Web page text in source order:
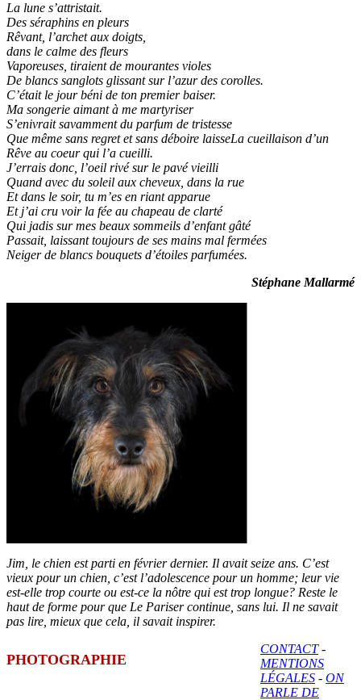
La lune s’attristait.
Des séraphins en pleurs
Rêvant, l’archet aux doigts,
dans le calme des fleurs
Vaporeuses, tiraient de mourantes violes
De blancs sanglots glissant sur l’azur des corolles.
C’était le jour béni de ton premier baiser.
Ma songerie aimant à me martyriser
S’enivrait savamment du parfum de tristesse
Que même sans regret et sans déboire laisseLa cueillaison d’un
Rêve au coeur qui l’a cueilli.
J’errais donc, l’oeil rivé sur le pavé vieilli
Quand avec du soleil aux cheveux, dans la rue
Et dans le soir, tu m’es en riant apparue
Et j’ai cru voir la fée au chapeau de clarté
Qui jadis sur mes beaux sommeils d’enfant gâté
Passait, laissant toujours de ses mains mal fermées
Neiger de blancs bouquets d’étoiles parfumées.
Stéphane Mallarmé
Jim, le chien est parti en février dernier. Il avait seize ans. C’est
vieux pour un chien, c’est l’adolescence pour un homme; leur vie
est-elle trop courte ou est-ce la nôtre qui est trop longue? Reste le
haut de forme pour que Le Pariser continue, sans lui. Il ne savait
pas lire, mieux que cela, il savait inspirer.
PHOTOGRAPHIE
CONTACT-
MENTIONS
LÉGALES - ON
PARLE DE